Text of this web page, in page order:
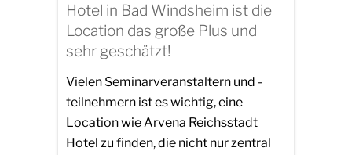
Hotel in Bad Windsheim ist die
Location das große Plus und
sehr geschätzt!
Vielen Seminarveranstaltern und -
teilnehmern ist es wichtig, eine
Location wie Arvena Reichsstadt
Hotel zu finden, die nicht nur zentral